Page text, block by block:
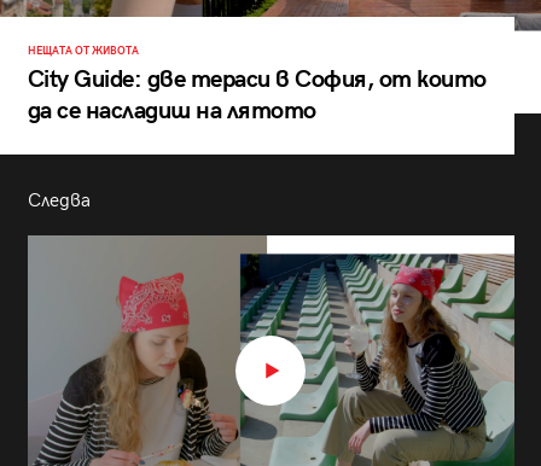
НЕЩАТА ОТ ЖИВОТА
City Guide: две тераси в София, от които
да се насладиш на лятото
Следва